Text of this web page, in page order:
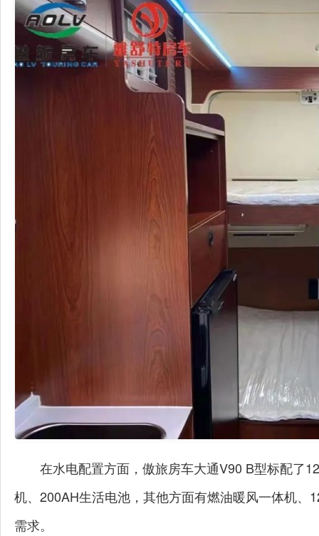
在水电配置方面，傲旅房车大通V90 B型标配了
机、200AH生活电池，其他方面有燃油暖风一体机
需求。